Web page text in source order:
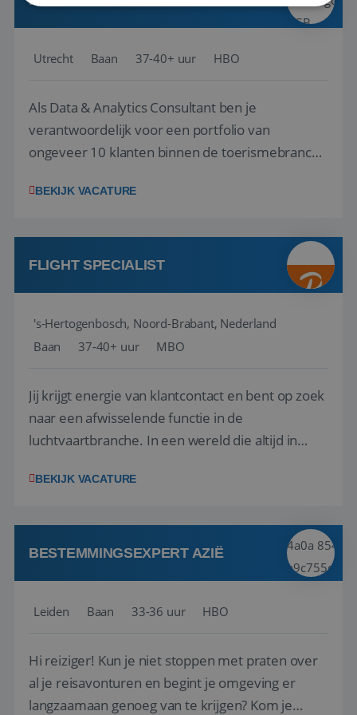
Utrecht Baan 37-40+ uur HBO
Als Data & Analytics Consultant ben je
verantwoordelijk voor een portfolio van
ongeveer 10 klanten binnen de toerismebranche
attractieparken en dierentuinen. Je bent het
begeleidt hen bij het maken van de juiste
strategische keuzes o...
BEKIJK VACATURE
FLIGHT SPECIALIST
's-Hertogenbosch, Noord-Brabant, Nederland
Baan
37-40+ uur MBO
Jij krijgt energie van klantcontact en bent op zoek
naar een afwisselende functie in de
luchtvaartbranche. In een wereld die altijd in
actie te ondernemen, ook wanneer zich
Geen dag is hetzelfde, en juist dat maak...
BEKIJK VACATURE
BESTEMMINGSEXPERT AZIË
Leiden Baan 33-36 uur HBO
Hi reiziger! Kun je niet stoppen met praten over
al je reisavonturen en begint je omgeving er
langzaamaan genoeg van te krijgen? Kom je
Functioneel
Niet-geclassificeerd
kernfunctionaliteiten van de website mogelijk, zoals
gebruikersaanmelding en accountbeheer. De
website kan niet goed worden gebruikt zonder de
strikt noodzakelijke cookies.
li_gc
LinkedIn
.linkedin.com
5 maanden 4
weken
Google Privacy Policy